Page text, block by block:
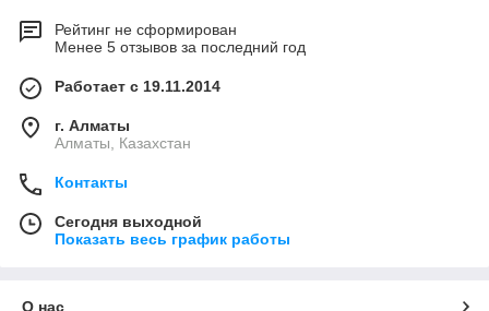
Рейтинг не сформирован
Менее 5 отзывов за последний год
Работает с 19.11.2014
г. Алматы
Алматы, Казахстан
Контакты
Сегодня выходной
Показать весь график работы
О нас